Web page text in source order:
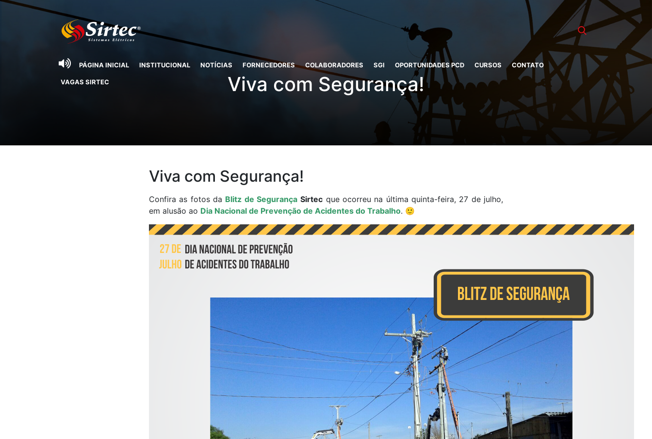
PÁGINA INICIAL INSTITUCIONAL NOTÍCIAS FORNECEDORES COLABORADORES SGI OPORTUNIDADES PCD CURSOS CONTATO
VAGAS SIRTEC Viva com Segurança!
Viva com Segurança!
Confira as fotos da Blitz de Segurança Sirtec que ocorreu na última quinta-feira, 27 de julho,
em alusão ao Dia Nacional de Prevenção de Acidentes do Trabalho. 🙂